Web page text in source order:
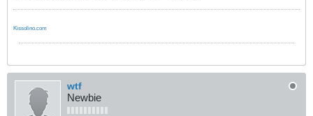
Kissolino.com
wtf
Newbie